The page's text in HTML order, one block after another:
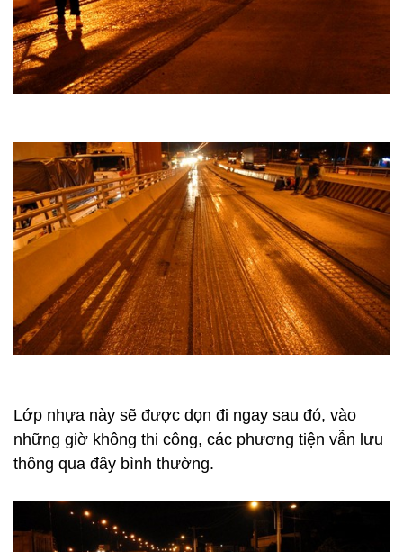
Lớp nhựa này sẽ được dọn đi ngay sau đó, vào
những giờ không thi công, các phương tiện vẫn lưu
thông qua đây bình thường.